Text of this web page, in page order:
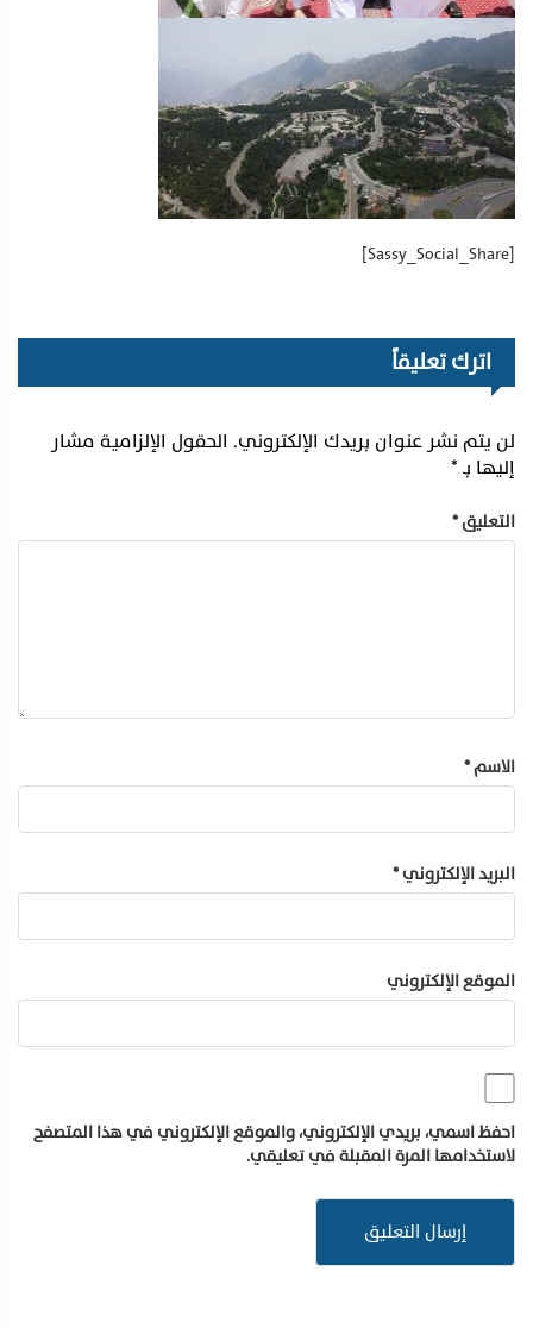
[Sassy_Social_Share]
اترك تعليقاً
لن يتم نشر عنوان بريدك الإلكتروني. الحقول الإلزامية مشار
إليها بـ*
التعليق*
الاسم*
البريد الإلكتروني*
الموقع الإلكتروني
احفظ اسمي، بريدي الإلكتروني، والموقع الإلكتروني في هذا المتصفح
لاستخدامها المرة المقبلة في تعليقي.